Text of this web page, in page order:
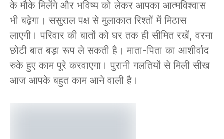
के मौके मिलेंगे और भविष्य को लेकर आपका आत्मविश्वास
भी बढ़ेगा। ससुराल पक्ष से मुलाकात रिश्तों में मिठास
लाएगी। परिवार की बातों को घर तक ही सीमित रखें, वरना
छोटी बात बड़ा रूप ले सकती है। माता-पिता का आशीर्वाद
रुके हुए काम पूरे करवाएगा। पुरानी गलतियों से मिली सीख
आज आपके बहुत काम आने वाली है।